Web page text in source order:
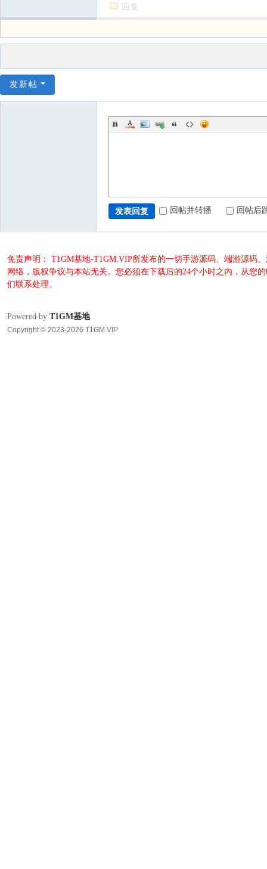
回复
发新帖
发表回复 回帖并转播 回帖后
免责声明： T1GM基地-T1GM.VIP所发布的一切手游源码、端游源码
网络，版权争议与本站无关。您必须在下载后的24个小时之内，从您
们联系处理。
Powered by T1GM基地
Copyright © 2023-2026 T1GM.VIP